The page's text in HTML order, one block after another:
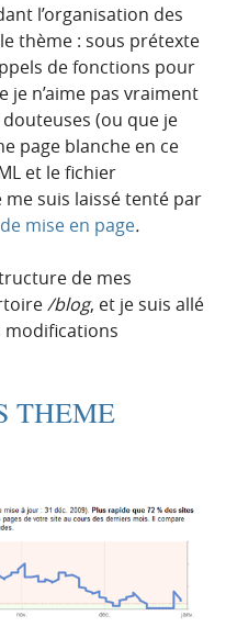
l’organisation des
thème : sous prétexte
de fonctions pour
je n’aime pas vraiment
(ou que je
page blanche en ce
et le fichier
me suis laissé tenté par
mise en page.
de mes
/blog, et je suis allé
modifications
THEME